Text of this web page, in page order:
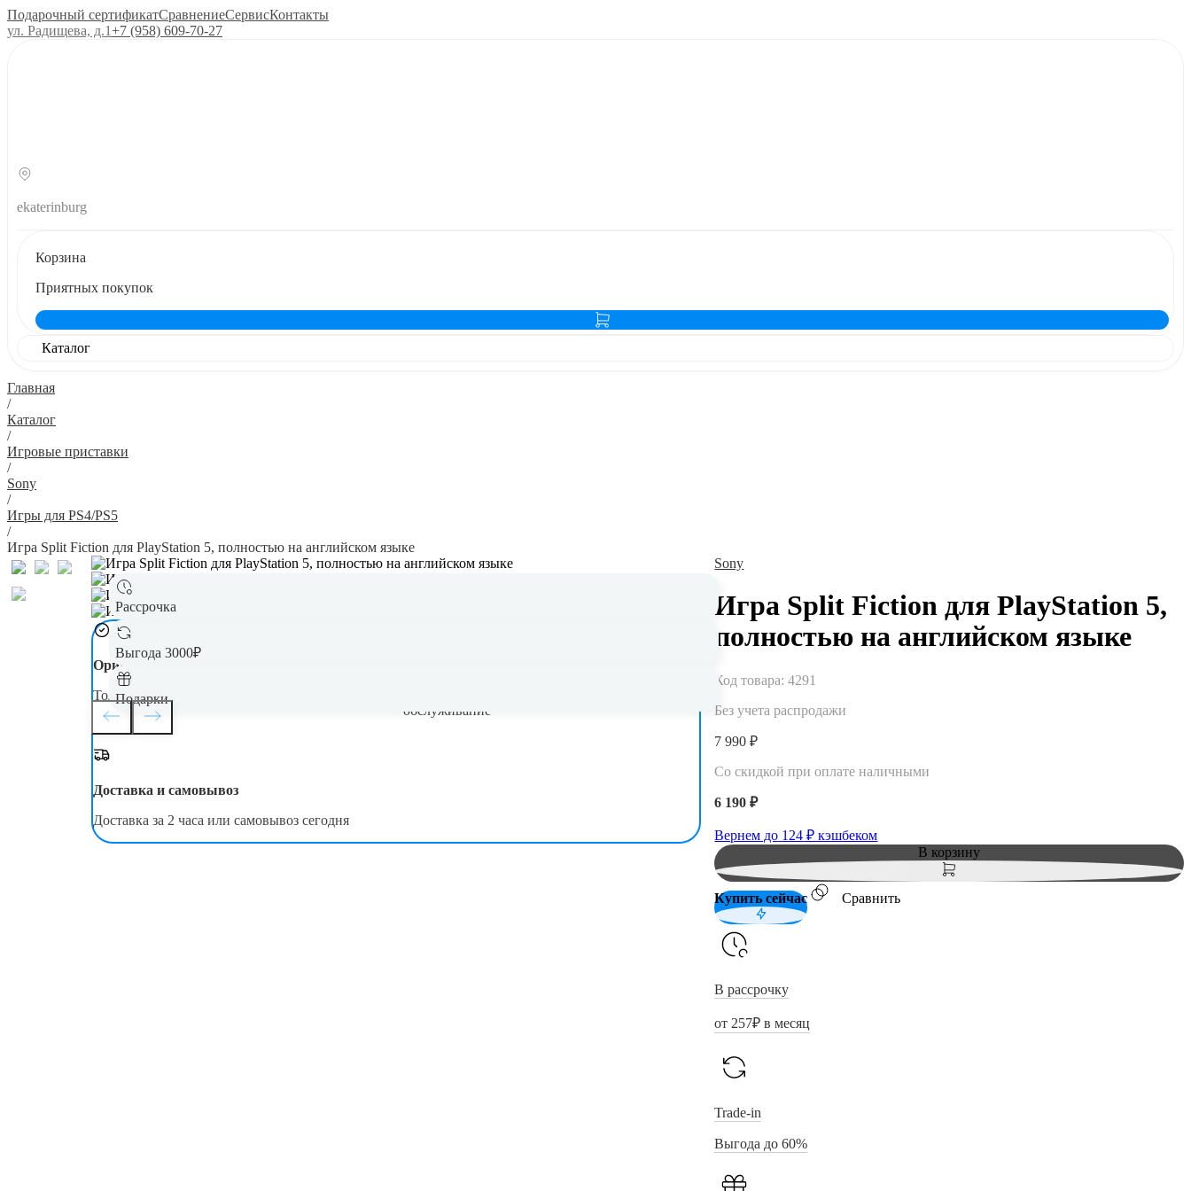
Подарочный сертификатСравнениеСервисКонтакты
ул. Радищева, д.1+7 (958) 609‑70‑27
ekaterinburg
Корзина
Приятных покупок
Каталог
Главная
/
Каталог
/
Игровые приставки
/
Sony
/
Игры для PS4/PS5
/
Игра Split Fiction для PlayStation 5, полностью на английском языке
Рассрочка
Выгода 3000₽
Подарки
Оригинал
Только новая, оригинальная техника
обслуживание
Доставка и самовывоз
Доставка за 2 часа или самовывоз сегодня
Sony
Игра Split Fiction для PlayStation 5,
полностью на английском языке
Код товара:4291
Без учета распродажи
7 990 ₽
Со скидкой при оплате наличными
6 190 ₽
Вернем до 124 ₽ кэшбеком
В корзину
Купить сейчас Сравнить
В рассрочку
от 257₽ в месяц
Trade-in
Выгода до 60%